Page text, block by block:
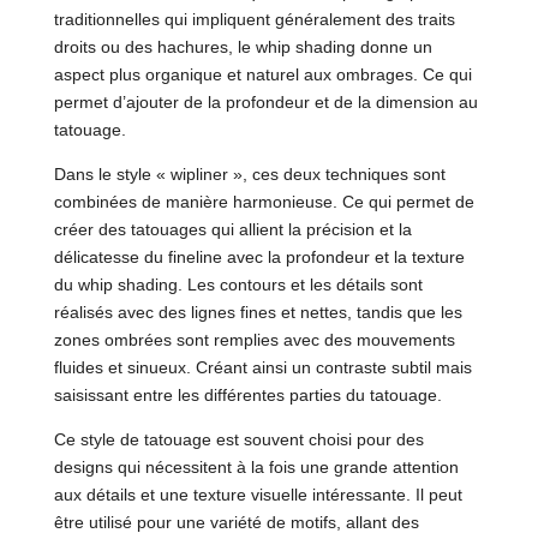
traditionnelles qui impliquent généralement des traits
droits ou des hachures, le whip shading donne un
aspect plus organique et naturel aux ombrages. Ce qui
permet d’ajouter de la profondeur et de la dimension au
tatouage.
Dans le style « wipliner », ces deux techniques sont
combinées de manière harmonieuse. Ce qui permet de
créer des tatouages qui allient la précision et la
délicatesse du fineline avec la profondeur et la texture
du whip shading. Les contours et les détails sont
réalisés avec des lignes fines et nettes, tandis que les
zones ombrées sont remplies avec des mouvements
fluides et sinueux. Créant ainsi un contraste subtil mais
saisissant entre les différentes parties du tatouage.
Ce style de tatouage est souvent choisi pour des
designs qui nécessitent à la fois une grande attention
aux détails et une texture visuelle intéressante. Il peut
être utilisé pour une variété de motifs, allant des